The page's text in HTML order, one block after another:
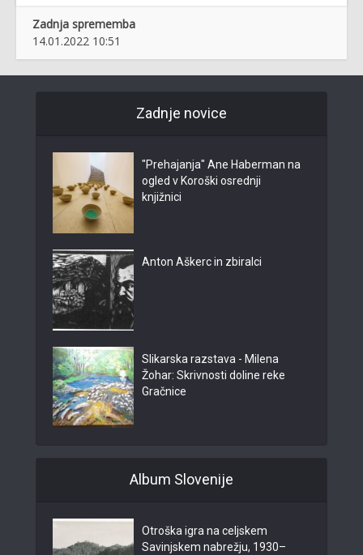
Zadnja sprememba
14.01.2022 10:51
Zadnje novice
"Prehajanja" Ane Haberman na
ogled v Koroški osrednji
knjižnici
Anton Aškerc in zbiralci
Slikarska razstava - Milena
Žohar: Skrivnosti doline reke
Gračnice
Album Slovenije
Otroška igra na celjskem
Savinjskem nabrežju, 1930–